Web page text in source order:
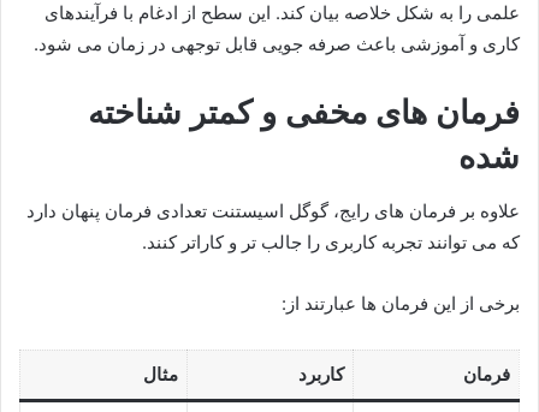
علمی را به شکل خلاصه بیان کند. این سطح از ادغام با فرآیندهای
کاری و آموزشی باعث صرفه جویی قابل توجهی در زمان می شود.
فرمان های مخفی و کمتر شناخته
شده
علاوه بر فرمان های رایج، گوگل اسیستنت تعدادی فرمان پنهان دارد
که می توانند تجربه کاربری را جالب تر و کاراتر کنند.
برخی از این فرمان ها عبارتند از:
فرمان کاربرد مثال